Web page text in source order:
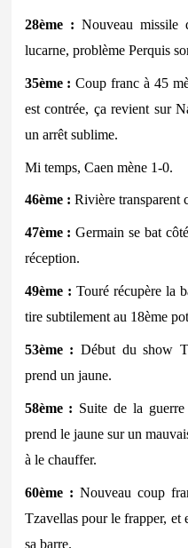
28ème : Nouveau missile
lucarne, problème Perquis
35ème : Coup franc à 45
est contrée, ça revient sur
un arrêt sublime.
Mi temps, Caen mène 1-0.
46ème : Rivière transparent
47ème : Germain se bat
réception.
49ème : Touré récupère la
tire subtilement au 18ème
53ème : Début du show
prend un jaune.
58ème : Suite de la
prend le jaune sur un
à le chauffer.
60ème : Nouveau coup
Tzavellas pour le frapper, et
sa barre.